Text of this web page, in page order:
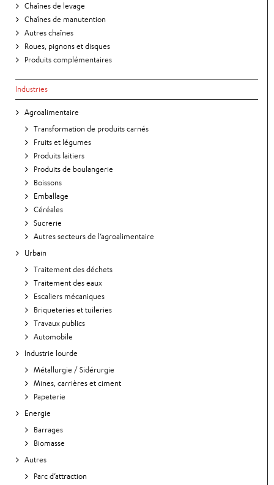
Chaînes de levage
Chaînes de manutention
Autres chaînes
Roues, pignons et disques
Produits complémentaires
Industries
Agroalimentaire
Transformation de produits carnés
Fruits et légumes
Produits laitiers
Produits de boulangerie
Boissons
Emballage
Céréales
Sucrerie
Autres secteurs de l’agroalimentaire
Urbain
Traitement des déchets
Traitement des eaux
Escaliers mécaniques
Briqueteries et tuileries
Travaux publics
Automobile
Industrie lourde
Métallurgie / Sidérurgie
Mines, carrières et ciment
Papeterie
Energie
Barrages
Biomasse
Autres
Parc d’attraction